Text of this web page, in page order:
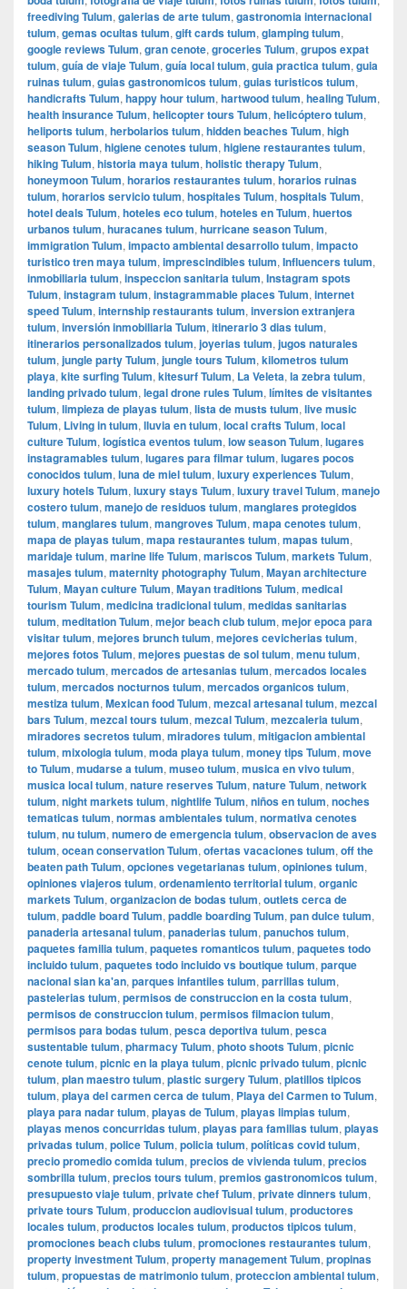
freediving Tulum, galerias de arte tulum, gastronomia internacional
tulum, gemas ocultas tulum, gift cards tulum, glamping tulum,
google reviews Tulum, gran cenote, groceries Tulum, grupos expat
tulum, guía de viaje Tulum, guía local tulum, guia practica tulum, guia
ruinas tulum, guias gastronomicos tulum, guias turisticos tulum,
handicrafts Tulum, happy hour tulum, hartwood tulum, healing Tulum,
health insurance Tulum, helicopter tours Tulum, helicóptero tulum,
heliports tulum, herbolarios tulum, hidden beaches Tulum, high
season Tulum, higiene cenotes tulum, higiene restaurantes tulum,
hiking Tulum, historia maya tulum, holistic therapy Tulum,
honeymoon Tulum, horarios restaurantes tulum, horarios ruinas
tulum, horarios servicio tulum, hospitales Tulum, hospitals Tulum,
hotel deals Tulum, hoteles eco tulum, hoteles en Tulum, huertos
urbanos tulum, huracanes tulum, hurricane season Tulum,
immigration Tulum, impacto ambiental desarrollo tulum, impacto
turistico tren maya tulum, imprescindibles tulum, Influencers tulum,
inmobiliaria tulum, inspeccion sanitaria tulum, Instagram spots
Tulum, instagram tulum, instagrammable places Tulum, internet
speed Tulum, internship restaurants tulum, inversion extranjera
tulum, inversión inmobiliaria Tulum, itinerario 3 dias tulum,
itinerarios personalizados tulum, joyerias tulum, jugos naturales
tulum, jungle party Tulum, jungle tours Tulum, kilometros tulum
playa, kite surfing Tulum, kitesurf Tulum, La Veleta, la zebra tulum,
landing privado tulum, legal drone rules Tulum, límites de visitantes
tulum, limpieza de playas tulum, lista de musts tulum, live music
Tulum, Living in tulum, lluvia en tulum, local crafts Tulum, local
culture Tulum, logística eventos tulum, low season Tulum, lugares
instagramables tulum, lugares para filmar tulum, lugares pocos
conocidos tulum, luna de miel tulum, luxury experiences Tulum,
luxury hotels Tulum, luxury stays Tulum, luxury travel Tulum, manejo
costero tulum, manejo de residuos tulum, manglares protegidos
tulum, manglares tulum, mangroves Tulum, mapa cenotes tulum,
mapa de playas tulum, mapa restaurantes tulum, mapas tulum,
maridaje tulum, marine life Tulum, mariscos Tulum, markets Tulum,
masajes tulum, maternity photography Tulum, Mayan architecture
Tulum, Mayan culture Tulum, Mayan traditions Tulum, medical
tourism Tulum, medicina tradicional tulum, medidas sanitarias
tulum, meditation Tulum, mejor beach club tulum, mejor epoca para
visitar tulum, mejores brunch tulum, mejores cevicherias tulum,
mejores fotos Tulum, mejores puestas de sol tulum, menu tulum,
mercado tulum, mercados de artesanias tulum, mercados locales
tulum, mercados nocturnos tulum, mercados organicos tulum,
mestiza tulum, Mexican food Tulum, mezcal artesanal tulum, mezcal
bars Tulum, mezcal tours tulum, mezcal Tulum, mezcaleria tulum,
miradores secretos tulum, miradores tulum, mitigacion ambiental
tulum, mixologia tulum, moda playa tulum, money tips Tulum, move
to Tulum, mudarse a tulum, museo tulum, musica en vivo tulum,
musica local tulum, nature reserves Tulum, nature Tulum, network
tulum, night markets tulum, nightlife Tulum, niños en tulum, noches
tematicas tulum, normas ambientales tulum, normativa cenotes
tulum, nu tulum, numero de emergencia tulum, observacion de aves
tulum, ocean conservation Tulum, ofertas vacaciones tulum, off the
beaten path Tulum, opciones vegetarianas tulum, opiniones tulum,
opiniones viajeros tulum, ordenamiento territorial tulum, organic
markets Tulum, organizacion de bodas tulum, outlets cerca de
tulum, paddle board Tulum, paddle boarding Tulum, pan dulce tulum,
panaderia artesanal tulum, panaderias tulum, panuchos tulum,
paquetes familia tulum, paquetes romanticos tulum, paquetes todo
incluido tulum, paquetes todo incluido vs boutique tulum, parque
nacional sian ka'an, parques infantiles tulum, parrillas tulum,
pastelerias tulum, permisos de construccion en la costa tulum,
permisos de construccion tulum, permisos filmacion tulum,
permisos para bodas tulum, pesca deportiva tulum, pesca
sustentable tulum, pharmacy Tulum, photo shoots Tulum, picnic
cenote tulum, picnic en la playa tulum, picnic privado tulum, picnic
tulum, plan maestro tulum, plastic surgery Tulum, platillos tipicos
tulum, playa del carmen cerca de tulum, Playa del Carmen to Tulum,
playa para nadar tulum, playas de Tulum, playas limpias tulum,
playas menos concurridas tulum, playas para familias tulum, playas
privadas tulum, police Tulum, policia tulum, políticas covid tulum,
precio promedio comida tulum, precios de vivienda tulum, precios
sombrilla tulum, precios tours tulum, premios gastronomicos tulum,
presupuesto viaje tulum, private chef Tulum, private dinners tulum,
private tours Tulum, produccion audiovisual tulum, productores
locales tulum, productos locales tulum, productos tipicos tulum,
promociones beach clubs tulum, promociones restaurantes tulum,
property investment Tulum, property management Tulum, propinas
tulum, propuestas de matrimonio tulum, proteccion ambiental tulum,